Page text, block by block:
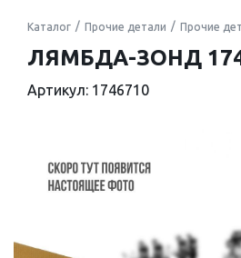
Каталог Прочие детали Прочие
ЛЯМБДА-ЗОНД
Артикул: 1746710